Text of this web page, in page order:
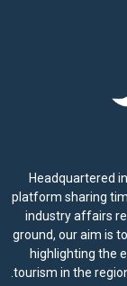
Headquartered
platform sharing
industry affairs
ground, our aim is
highlighting the
tourism in the